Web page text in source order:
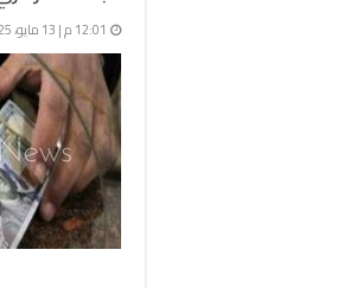
12:01 م | 13 مايو، 2025